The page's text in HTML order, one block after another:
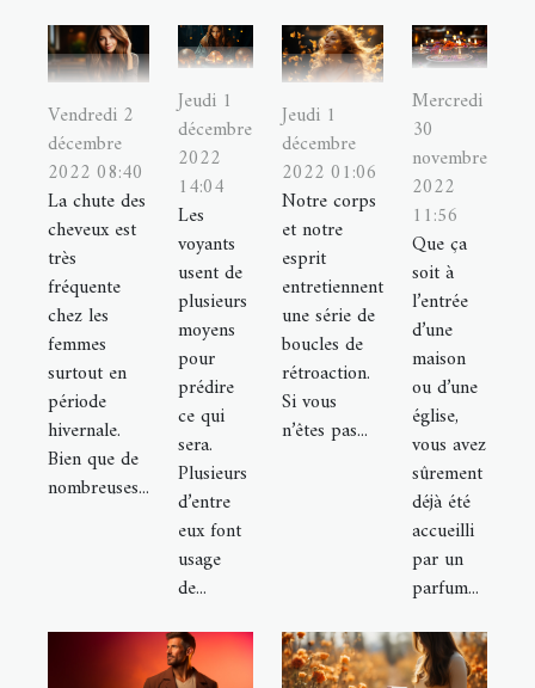
Vendredi 2
décembre
2022 08:40
La chute des
cheveux est
très
fréquente
chez les
femmes
surtout en
période
hivernale.
Bien que de
nombreuses...
Jeudi 1
décembre
2022
14:04
Les
voyants
usent de
plusieurs
moyens
pour
prédire
ce qui
sera.
Plusieurs
d’entre
eux font
usage
de...
Jeudi 1
décembre
2022 01:06
Notre corps
et notre
esprit
entretiennent
une série de
boucles de
rétroaction.
Si vous
n’êtes pas...
Mercredi
30
novembre
2022
11:56
Que ça
soit à
l’entrée
d’une
maison
ou d’une
église,
vous avez
sûrement
déjà été
accueilli
par un
parfum...